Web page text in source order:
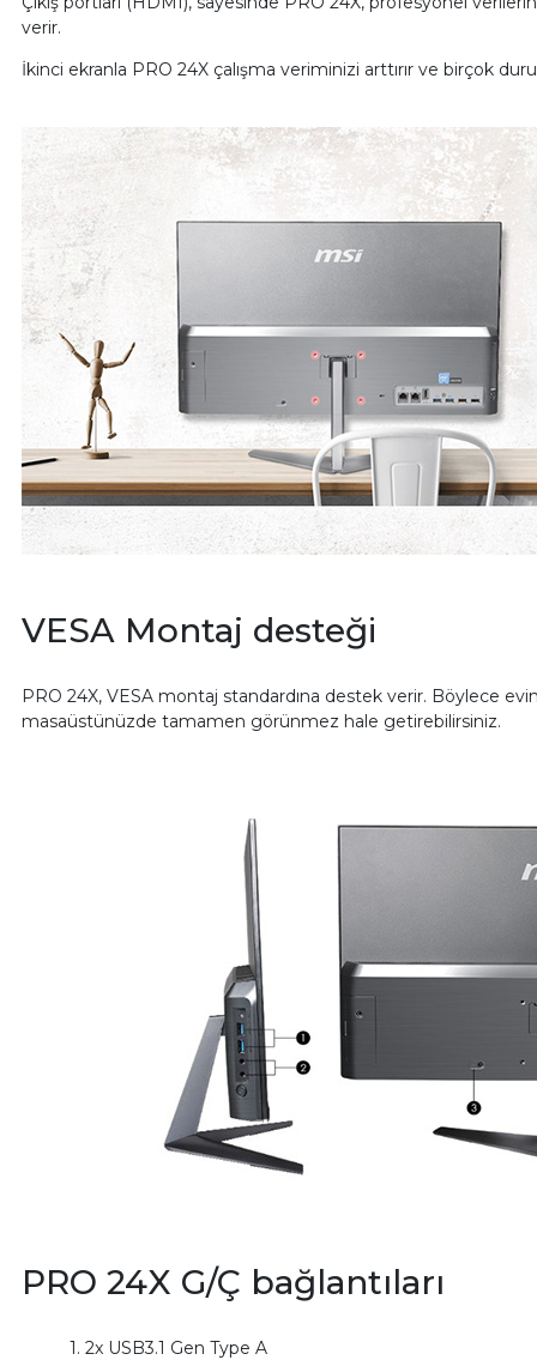
verir.
İkinci ekranla PRO 24X çalışma veriminizi arttırır ve birçok
VESA Montaj desteği
PRO 24X, VESA montaj standardına destek verir. Böylece
masaüstünüzde tamamen görünmez hale getirebilirsiniz.
PRO 24X G/Ç bağlantıları
1. 2x USB3.1 Gen Type A